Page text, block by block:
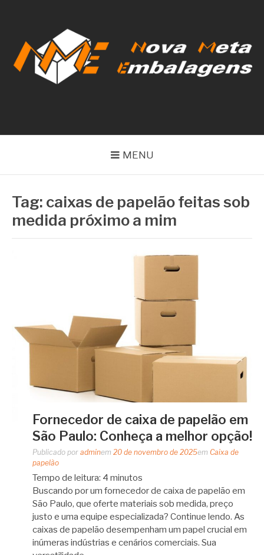
conteúdo
MENU
Tag: caixas de papelão feitas sob
medida próximo a mim
Fornecedor de caixa de papelão em
São Paulo: Conheça a melhor opção!
Publicado por adminem 20 de novembro de 2025em Caixa de
papelão
Tempo de leitura: 4 minutos
Buscando por um fornecedor de caixa de papelão em
São Paulo, que oferte materiais sob medida, preço
justo e uma equipe especializada? Continue lendo. As
caixas de papelão desempenham um papel crucial em
inúmeras indústrias e cenários comerciais. Sua